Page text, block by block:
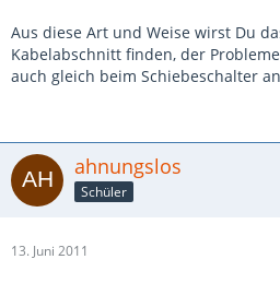
Aus diese Art und Weise wirst Du
Kabelabschnitt finden, der
auch gleich beim Schiebeschalter
ahnungslos
Schüler
13. Juni 2011